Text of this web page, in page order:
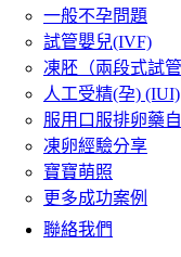
一般不孕問題
試管嬰兒(IVF)
凍胚（兩段式試
人工受精(孕) (IUI)
服用口服排卵藥
凍卵經驗分享
寶寶萌照
更多成功案例
聯絡我們